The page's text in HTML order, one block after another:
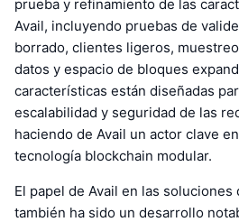
prueba y refinamiento de las
Avail, incluyendo pruebas de
borrado, clientes ligeros,
datos y espacio de bloques
características están diseñadas
escalabilidad y seguridad de las
haciendo de Avail un actor clave
tecnología blockchain modular.
El papel de Avail en las soluciones
también ha sido un desarrollo